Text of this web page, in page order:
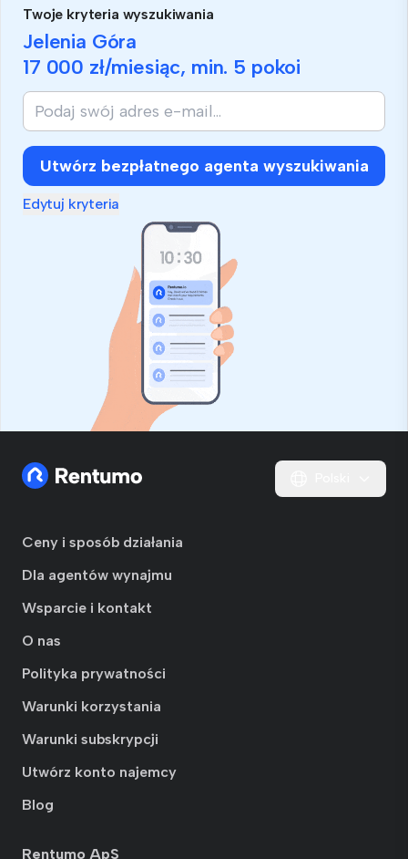
Twoje kryteria wyszukiwania
Jelenia Góra
17 000 zł/miesiąc, min. 5 pokoi
Utwórz bezpłatnego agenta wyszukiwania
Edytuj kryteria
Ceny i sposób działania
Dla agentów wynajmu
Wsparcie i kontakt
O nas
Polityka prywatności
Warunki korzystania
Warunki subskrypcji
Utwórz konto najemcy
Blog
Rentumo ApS